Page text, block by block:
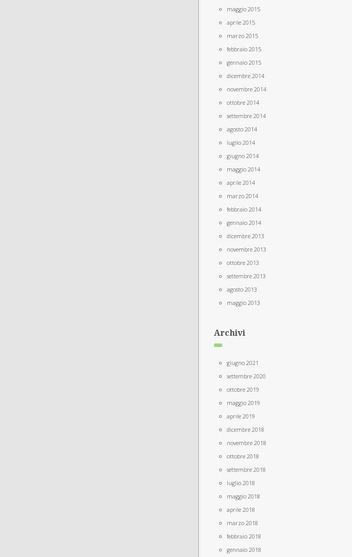
maggio 2015
aprile 2015
marzo 2015
febbraio 2015
gennaio 2015
dicembre 2014
novembre 2014
ottobre 2014
settembre 2014
agosto 2014
luglio 2014
giugno 2014
maggio 2014
aprile 2014
marzo 2014
febbraio 2014
gennaio 2014
dicembre 2013
novembre 2013
ottobre 2013
settembre 2013
agosto 2013
maggio 2013
Archivi
giugno 2021
settembre 2020
ottobre 2019
maggio 2019
aprile 2019
dicembre 2018
novembre 2018
ottobre 2018
settembre 2018
luglio 2018
maggio 2018
aprile 2018
marzo 2018
febbraio 2018
gennaio 2018